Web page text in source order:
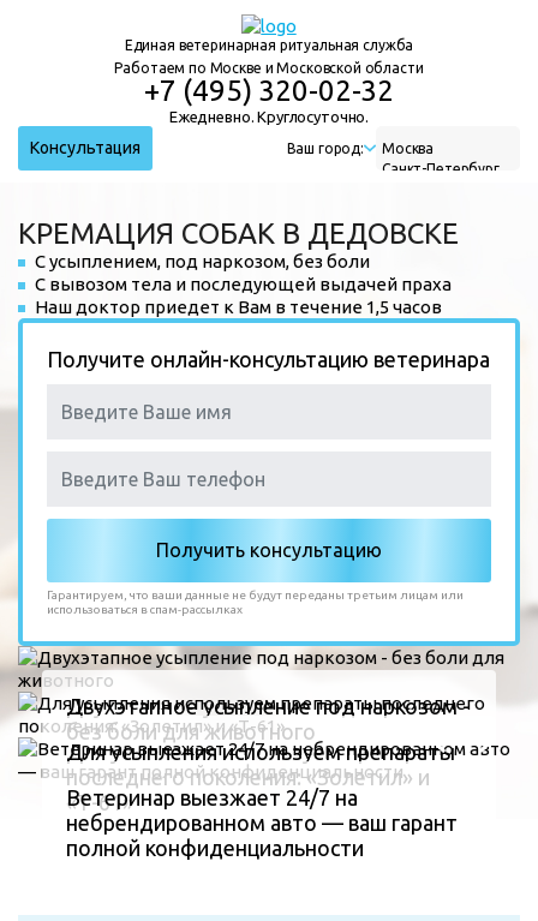
Единая ветеринарная ритуальная служба
Работаем по Москве и Московской области
Консультация Ваш город:
Москва
Санкт-Петербург
Новосибирск
+7 (495) 320-02-32
Ежедневно. Круглосуточно.
КРЕМАЦИЯ СОБАК В ДЕДОВСКЕ
С усыплением, под наркозом, без боли
С вывозом тела и последующей выдачей праха
Наш доктор приедет к Вам в течение 1,5 часов
Получите онлайн-консультацию ветеринара
Гарантируем, что ваши данные не будут переданы третьим лицам или
использоваться в спам-рассылках
Двухэтапное усыпление под наркозом -
без боли для животного
Для усыпления используем препараты
последнего поколения: «Золетил» и
«Т-61»
Ветеринар выезжает 24/7 на
небрендированном авто — ваш гарант
полной конфиденциальности